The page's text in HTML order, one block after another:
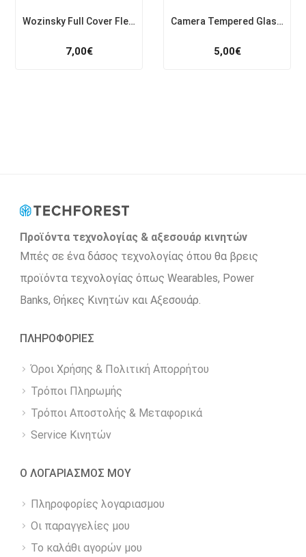
Wozinsky Full Cover Flexi Nano Glass με πλαίσιο για Xiaomi Redmi Note 10 5G
7,00€
Camera Tempered Glass για Samsung Galaxy S10e
5,00€
Προϊόντα τεχνολογίας & αξεσουάρ κινητών
Μπές σε ένα δάσος τεχνολογίας όπου θα βρεις
προϊόντα τεχνολογίας όπως Wearables, Power
Βanks, Θήκες Κινητών και Αξεσουάρ.
ΠΛΗΡΟΦΟΡΙΕΣ
Όροι Χρήσης & Πολιτική Απορρήτου
Τρόποι Πληρωμής
Τρόποι Αποστολής & Μεταφορικά
Service Κινητών
Ο ΛΟΓΑΡΙΑΣΜΟΣ ΜΟΥ
Πληροφορίες λογαριασμου
Οι παραγγελίες μου
Το καλάθι αγορών μου